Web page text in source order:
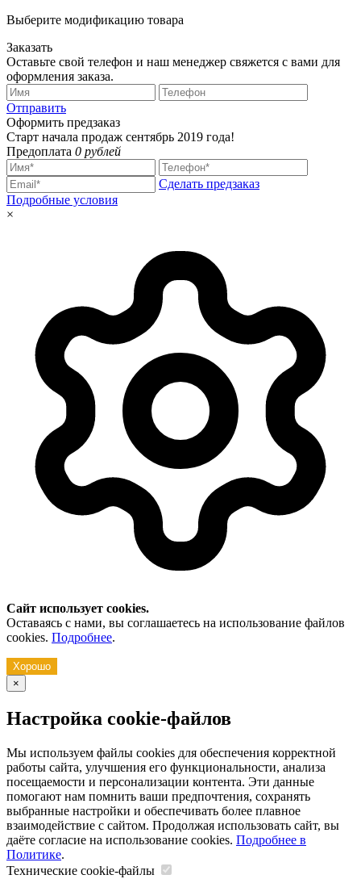
Выберите модификацию товара
Заказать
Оставьте свой телефон и наш менеджер свяжется с вами для
оформления заказа.
Отправить
Оформить предзаказ
Старт начала продаж сентябрь 2019 года!
Предоплата 0 рублей
Сделать предзаказ
Подробные условия
×
Сайт использует cookies.
Оставаясь с нами, вы соглашаетесь на использование файлов
cookies. Подробнее.
Хорошо
×
Настройка cookie-файлов
Мы используем файлы cookies для обеспечения корректной
работы сайта, улучшения его функциональности, анализа
посещаемости и персонализации контента. Эти данные
помогают нам помнить ваши предпочтения, сохранять
выбранные настройки и обеспечивать более плавное
взаимодействие с сайтом. Продолжая использовать сайт, вы
даёте согласие на использование cookies. Подробнее в
Политике.
Технические cookie-файлы